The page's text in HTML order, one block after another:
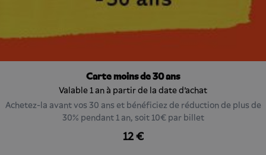
Carte moins de 30 ans
Valable 1 an à partir de la date d'achat
Achetez-la avant vos 30 ans et bénéficiez de réduction de plus de
30% pendant 1 an, soit 10€ par billet
12 €